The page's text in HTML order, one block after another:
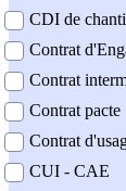
CDI de
Contrat
Contrat
Contrat pacte
Contrat
CUI - CAE